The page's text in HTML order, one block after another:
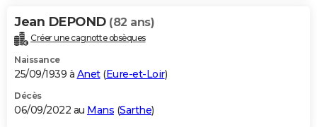
Jean DEPOND (82 ans)
Créer une cagnotte obsèques
Naissance
25/09/1939 à Anet(Eure-et-Loir)
Décès
06/09/2022 au Mans (Sarthe)